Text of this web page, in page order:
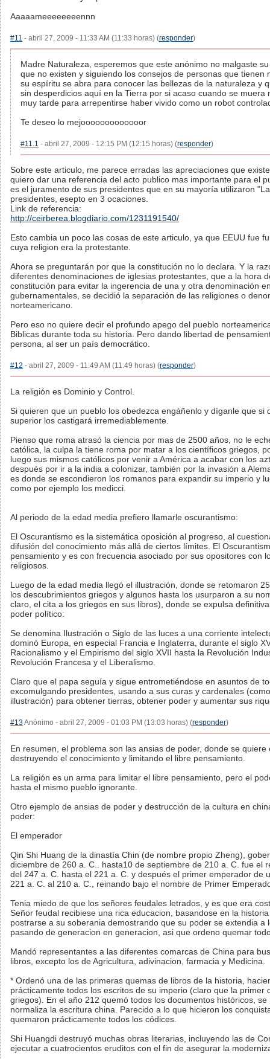
Aaaaameeeeeeeennn
#11 - abril 27, 2009 - 11:33 AM (11:33 horas) (responder)
Madre Naturaleza, esperemos que este anónimo no malgaste
que no existen y siguiendo los consejos de personas que tienen
su espíritu se abra para conocer las bellezas de la naturaleza y
sin desperdicios aquí en la Tierra por si acaso cuando se muera
muy tarde para arrepentirse haber vivido como un robot
Te deseo lo mejooooooooooooor
#11.1 - abril 27, 2009 - 12:15 PM (12:15 horas) (responder)
Sobre este articulo, me parece erradas las apreciaciones que
quiero dar una referencia del acto publico mas importante para el
es el juramento de sus presidentes que en su mayoría utilizaron
presidentes, esepto en 3 ocaciones.
Link de referencia:
http://ceirberea.blogdiario.com/1231191540/
Esto cambia un poco las cosas de este articulo, ya que EEUU fue
cuya religion era la protestante.
Ahora se preguntarán por que la constitución no lo declara. Y la
diferentes denominaciones de iglesias protestantes, que a la hora
constitución para evitar la ingerencia de una y otra denominación
gubernamentales, se decidió la separación de las religiones o
norteamericano.
Pero eso no quiere decir el profundo apego del pueblo
Biblicas durante toda su historia. Pero dando libertad de
persona, al ser un país democrático.
#12 - abril 27, 2009 - 11:49 AM (11:49 horas) (responder)
La religión es Dominio y Control.
Si quieren que un pueblo los obedezca engáñenlo y díganle que si
superior los castigará irremediablemente.
Pienso que roma atrasó la ciencia por mas de 2500 años, no le
católica, la culpa la tiene roma por matar a los científicos griegos,
luego sus mismos católicos por venir a América a acabar con los
después por ir a la india a colonizar, también por la invasión a
es donde se escondieron los romanos para expandir su imperio y
como por ejemplo los medicci.
Al periodo de la edad media prefiero llamarle oscurantismo:
El Oscurantismo es la sistemática oposición al progreso, al
difusión del conocimiento más allá de ciertos límites. El
pensamiento y es con frecuencia asociado por sus opositores con
religiosos.
Luego de la edad media llegó el illustración, donde se retomaron
los descubrimientos griegos y algunos hasta los usurparon a su
claro, el cita a los griegos en sus libros), donde se expulsa
poder político:
Se denomina Ilustración o Siglo de las luces a una corriente
dominó Europa, en especial Francia e Inglaterra, durante el siglo
Racionalismo y el Empirismo del siglo XVII hasta la Revolución
Revolución Francesa y el Liberalismo.
Claro que el papa seguía y sigue entrometiéndose en asuntos de
excomulgando presidentes, usando a sus curas y cardenales
illustración) para obtener tierras, obtener poder y aumentar sus
#13Anónimo - abril 27, 2009 - 01:03 PM (13:03 horas) (responder)
En resumen, el problema son las ansias de poder, donde se quiere
destruyendo el conocimiento y limitando el libre pensamiento.
La religión es un arma para limitar el libre pensamiento, pero el
hasta el mismo pueblo ignorante.
Otro ejemplo de ansias de poder y destrucción de la cultura en
poder:
El emperador
Qin Shi Huang de la dinastía Chin (de nombre propio Zheng),
diciembre de 260 a. C.. hasta10 de septiembre de 210 a. C. fue el
del 247 a. C. hasta el 221 a. C. y después el primer emperador de
221 a. C. al 210 a. C., reinando bajo el nombre de Primer
Tenia miedo de que los señores feudales letrados, y es que era
Señor feudal recibiese una rica educacion, basandose en la
postrarse a su soberania demostrando que su poder se extendia a
pasando de generacion en generacion, asi que ordeno quemar
Mandó representantes a las diferentes comarcas de China para
libros, excepto los de Agricultura, adivinacion, farmacia y Medicina.
* Ordenó una de las primeras quemas de libros de la historia,
prácticamente todos los escritos de su imperio (claro que la primer
griegos). En el año 212 quemó todos los documentos históricos,
normaliza la escritura china. Parecido a lo que hicieron los
quemaron prácticamente todos los códices.
Shi Huangdi destruyó muchas obras literarias, incluyendo las de
ejecutar a cuatrocientos eruditos con el fin de asegurar la